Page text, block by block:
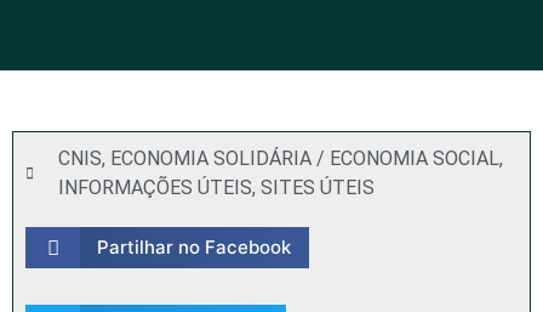
CNIS, ECONOMIA SOLIDÁRIA / ECONOMIA SOCIAL,
INFORMAÇÕES ÚTEIS, SITES ÚTEIS
Partilhar no Facebook